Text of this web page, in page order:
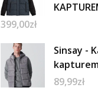
399,00zł
Sinsay -
89,99zł